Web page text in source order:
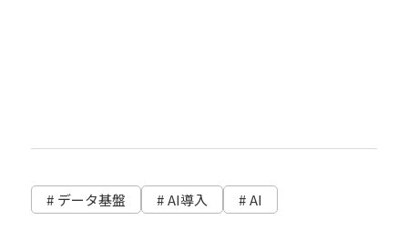
# データ基盤 # AI導入 # AI